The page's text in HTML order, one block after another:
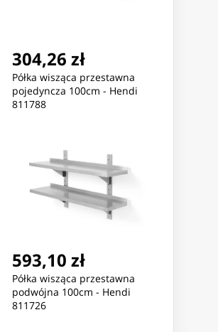
304,26 zł
Półka wisząca przestawna
pojedyncza 100cm - Hendi
811788
593,10 zł
Półka wisząca przestawna
podwójna 100cm - Hendi
811726